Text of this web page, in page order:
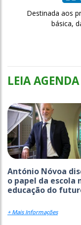
Destinada aos
básica,
LEIA AGENDA
António Nóvoa
o papel da escola
educação do
+ Mais Informações